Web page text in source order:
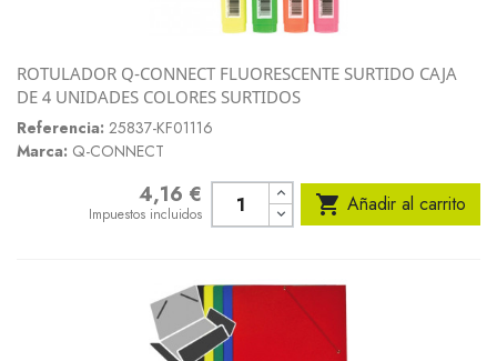
ROTULADOR Q-CONNECT FLUORESCENTE SURTIDO CAJA
DE 4 UNIDADES COLORES SURTIDOS
Referencia: 25837-KF01116
Marca: Q-CONNECT
4,16 €
Impuestos incluidos  Añadir al carrito